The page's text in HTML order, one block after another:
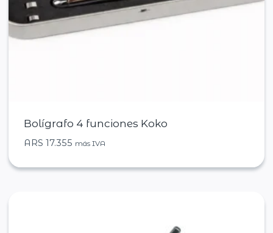
Bolígrafo 4 funciones Koko
ARS 17.355 más IVA